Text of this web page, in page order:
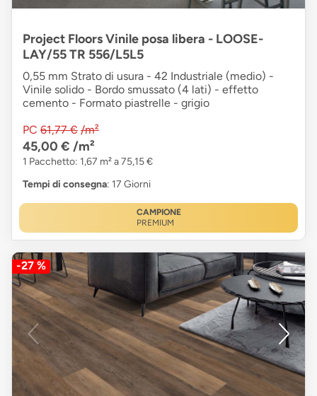
Project Floors Vinile posa libera - LOOSE-
LAY/55 TR 556/L5L5
0,55 mm Strato di usura - 42 Industriale (medio) -
Vinile solido - Bordo smussato (4 lati) - effetto
cemento - Formato piastrelle - grigio
PC 61,77 € /m²
45,00 € /m²
1 Pacchetto: 1,67 m² a 75,15 €
Tempi di consegna: 17 Giorni
CAMPIONE
PREMIUM
-27 %